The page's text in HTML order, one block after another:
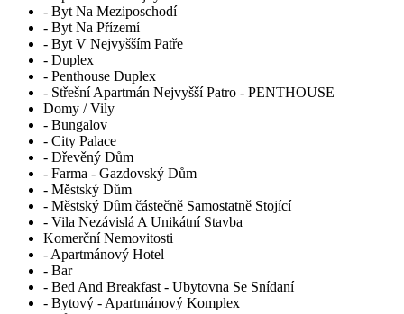
- Byt Na Meziposchodí
- Byt Na Přízemí
- Byt V Nejvyšším Patře
- Duplex
- Penthouse Duplex
- Střešní Apartmán Nejvyšší Patro - PENTHOUSE
Domy / Vily
- Bungalov
- City Palace
- Dřevěný Dům
- Farma - Gazdovský Dům
- Městský Dům
- Městský Dům částečně Samostatně Stojící
- Vila Nezávislá A Unikátní Stavba
Komerční Nemovitosti
- Apartmánový Hotel
- Bar
- Bed And Breakfast - Ubytovna Se Snídaní
- Bytový - Apartmánový Komplex